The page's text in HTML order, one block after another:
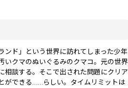
ンド」という世界に訪れてしまった少年
いクマのぬいぐるみのクマコ。元の世界
相談する。そこで出された問題にクリア
ができる……らしい。タイムリミットは